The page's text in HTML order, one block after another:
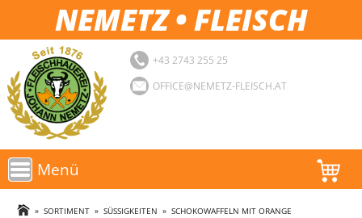
NEMETZ • FLEISCH
+43 2743 255 25
OFFICE@NEMETZ-FLEISCH.AT
Menü
AKTIONEN
» SORTIMENT» SÜSSIGKEITEN » SCHOKOWAFFELN MIT ORANGE